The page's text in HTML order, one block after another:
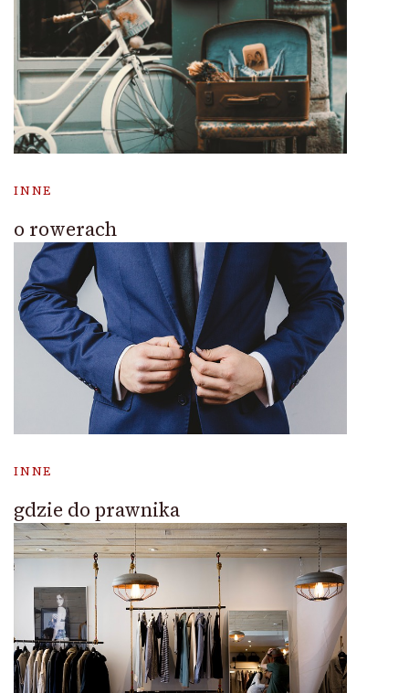
INNE
o rowerach
INNE
gdzie do prawnika